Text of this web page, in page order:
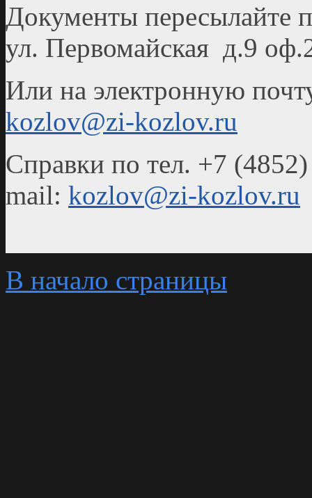
Документы пересылайте
ул. Первомайская д.9
Или на электронную
kozlov@zi-kozlov.ru
Справки по тел. +7
mail: kozlov@zi-kozlov.ru
В начало страницы